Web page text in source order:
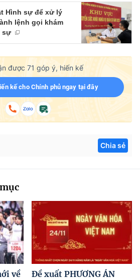
Hình sự để xử lý
lệnh gọi khám
sự
được 71 góp ý, hiến kế
kế cho Chính phủ ngay tại đây
Chia sẻ
về
Đề xuất PHƯƠNG ÁN